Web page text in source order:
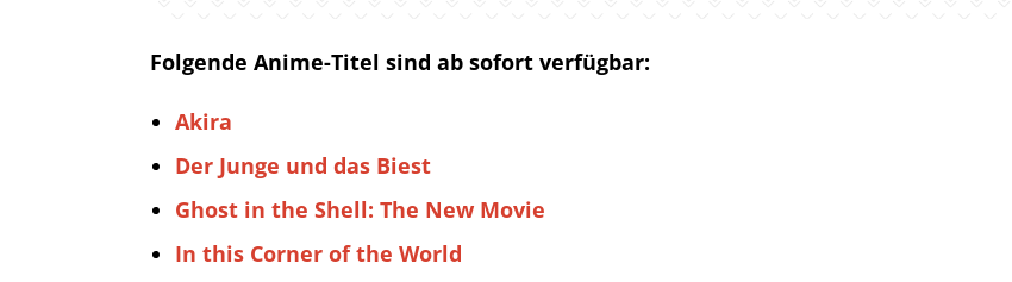
Folgende Anime-Titel sind ab sofort verfügbar:
Akira
Der Junge und das Biest
Ghost in the Shell: The New Movie
In this Corner of the World